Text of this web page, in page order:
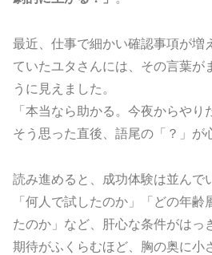
最近、仕事で細かい確認事項が増
ていたユタさんには、その言葉が
うに見えました。
「本当なら助かる。今夜からやり
そう思った直後、語尾の「？」が
読み進めると、成功体験は並んで
「何人で試したのか」「どの年
たのか」など、肝心な条件がはっ
期待がふくらむほど、胸の奥に小